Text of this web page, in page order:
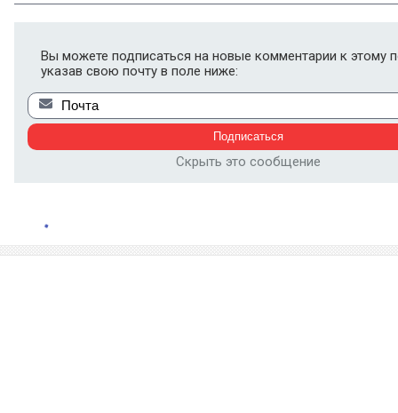
Вы можете подписаться на новые комментарии к этому
указав свою почту в поле ниже:
Скрыть это сообщение